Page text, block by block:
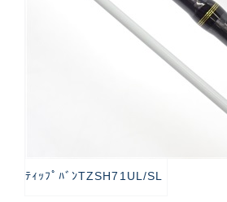
ﾃｨｯﾌﾟﾊﾞﾝTZSH71UL/SL